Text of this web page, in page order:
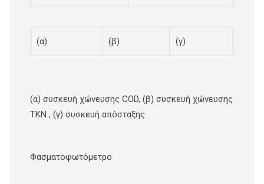
(α) (β) (γ)
(α) συσκευή χώνευσης COD, (β) συσκευή χώνευσης
ΤΚΝ , (γ) συσκευή απόσταξης
Φασματοφωτόμετρο